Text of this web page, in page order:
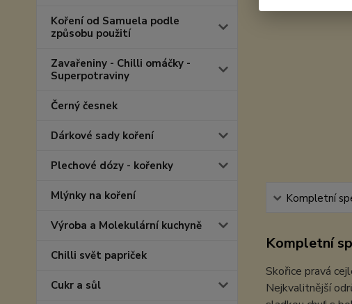
Koření od Samuela podle
způsobu použití
Zavařeniny - Chilli omáčky -
Superpotraviny
Černý česnek
Dárkové sady koření
Plechové dózy - kořenky
Mlýnky na koření
Výroba a Molekulární kuchyně
Chilli svět papriček
Cukr a sůl
Kompletní
Kompletní
Skořice pravá
Nejkvalitnější